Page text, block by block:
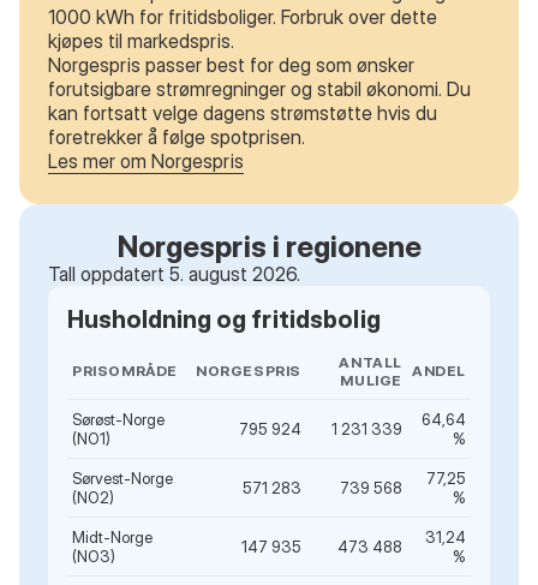
1000 kWh for fritidsboliger. Forbruk over dette
kjøpes til markedspris.
Norgespris passer best for deg som ønsker
forutsigbare strømregninger og stabil økonomi. Du
kan fortsatt velge dagens strømstøtte hvis du
foretrekker å følge spotprisen.
Les mer om Norgespris
Norgespris i regionene
Tall oppdatert 5. august 2026.
Husholdning og fritidsbolig
PRISOMRÅDE NORGESPRIS
ANTALL
MULIGE
ANDEL
Sørøst-Norge
(NO1)
795 924 1 231 339
64,64
%
Sørvest-Norge
(NO2)
571 283 739 568
77,25
%
Midt-Norge
(NO3)
147 935 473 488
31,24
%